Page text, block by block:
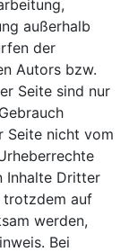
außerhalb
der
Autors bzw.
Seite sind nur
Seite nicht vom
Inhalte Dritter
trotzdem auf
werden,
Bei